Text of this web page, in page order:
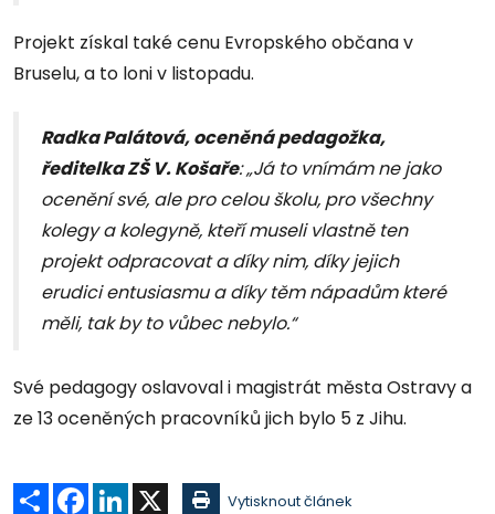
Projekt získal také cenu Evropského občana v
Bruselu, a to loni v listopadu.
Radka Palátová, oceněná pedagožka,
ředitelka ZŠ V. Košaře: „Já to vnímám ne jako
ocenění své, ale pro celou školu, pro všechny
kolegy a kolegyně, kteří museli vlastně ten
projekt odpracovat a díky nim, díky jejich
erudici entusiasmu a díky těm nápadům které
měli, tak by to vůbec nebylo.“
Své pedagogy oslavoval i magistrát města Ostravy a
ze 13 oceněných pracovníků jich bylo 5 z Jihu.
Sdílet Facebook
LinkedIn Vytisknout článek